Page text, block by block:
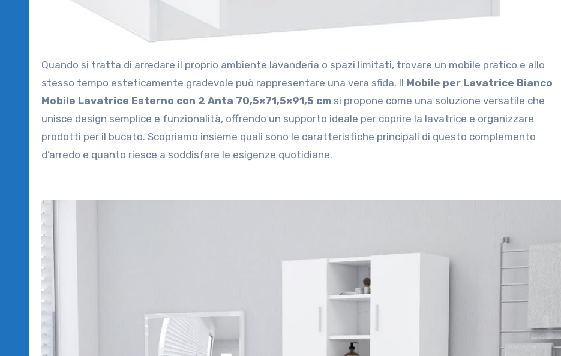
Quando si tratta di arredare il proprio ambiente lavanderia o spazi limitati, trovare un mobile pratico e allo
stesso tempo esteticamente gradevole può rappresentare una vera sfida. Il Mobile per Lavatrice Bianco
Mobile Lavatrice Esterno con 2 Anta 70,5×71,5×91,5 cm si propone come una soluzione versatile che
unisce design semplice e funzionalità, offrendo un supporto ideale per coprire la lavatrice e organizzare
prodotti per il bucato. Scopriamo insieme quali sono le caratteristiche principali di questo complemento
d’arredo e quanto riesce a soddisfare le esigenze quotidiane.